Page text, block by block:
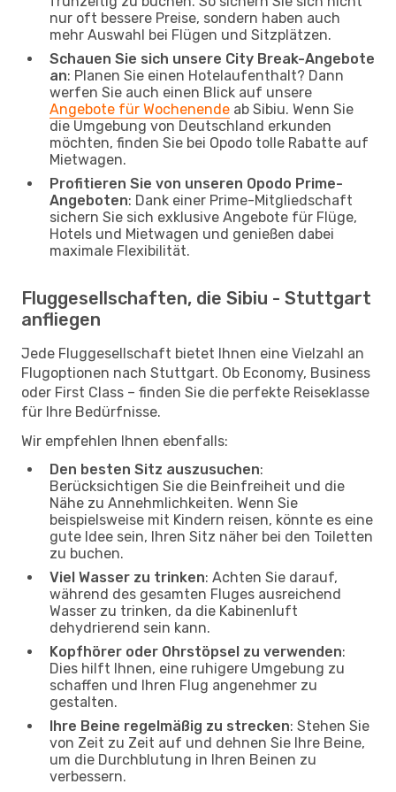
nur oft bessere Preise, sondern haben auch
mehr Auswahl bei Flügen und Sitzplätzen.
Schauen Sie sich unsere City Break-Angebote
an: Planen Sie einen Hotelaufenthalt? Dann
werfen Sie auch einen Blick auf unsere
Angebote für Wochenende ab Sibiu. Wenn Sie
die Umgebung von Deutschland erkunden
möchten, finden Sie bei Opodo tolle Rabatte auf
Mietwagen.
Profitieren Sie von unseren Opodo Prime-
Angeboten: Dank einer Prime-Mitgliedschaft
sichern Sie sich exklusive Angebote für Flüge,
Hotels und Mietwagen und genießen dabei
maximale Flexibilität.
Fluggesellschaften, die Sibiu - Stuttgart
anfliegen
Jede Fluggesellschaft bietet Ihnen eine Vielzahl an
Flugoptionen nach Stuttgart. Ob Economy, Business
oder First Class – finden Sie die perfekte Reiseklasse
für Ihre Bedürfnisse.
Wir empfehlen Ihnen ebenfalls:
Den besten Sitz auszusuchen:
Berücksichtigen Sie die Beinfreiheit und die
Nähe zu Annehmlichkeiten. Wenn Sie
beispielsweise mit Kindern reisen, könnte es eine
gute Idee sein, Ihren Sitz näher bei den Toiletten
zu buchen.
Viel Wasser zu trinken: Achten Sie darauf,
während des gesamten Fluges ausreichend
Wasser zu trinken, da die Kabinenluft
dehydrierend sein kann.
Kopfhörer oder Ohrstöpsel zu verwenden:
Dies hilft Ihnen, eine ruhigere Umgebung zu
schaffen und Ihren Flug angenehmer zu
gestalten.
Ihre Beine regelmäßig zu strecken: Stehen Sie
von Zeit zu Zeit auf und dehnen Sie Ihre Beine,
um die Durchblutung in Ihren Beinen zu
verbessern.